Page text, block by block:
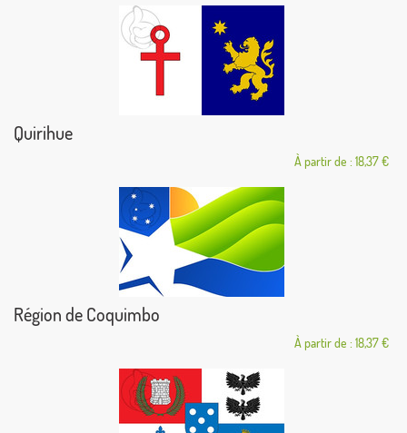
Quirihue
À partir de : 18,37 €
Région de Coquimbo
À partir de : 18,37 €